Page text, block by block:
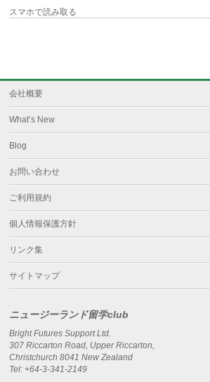
スマホで読み取る
会社概要
What’s New
Blog
お問い合わせ
ご利用規約
個人情報保護方針
リンク集
サイトマップ
ニュージーランド留学club
Bright Futures Support Ltd.
307 Riccarton Road, Upper Riccarton,
Christchurch 8041 New Zealand
Tel: +64-3-341-2149